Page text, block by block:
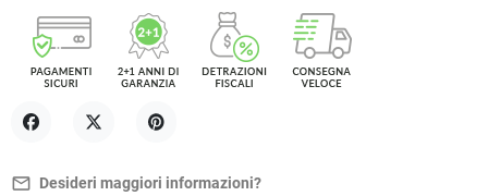
mail_outline Desideri maggiori informazioni?